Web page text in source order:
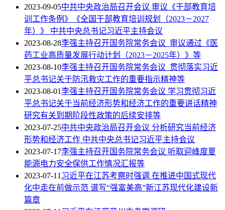
2023-09-05中共中央政治局召开会议 审议《干部教育培
训工作条例》《全国干部教育培训规划（2023－2027
年）》 中共中央总书记习近平主持会议
2023-08-28李强主持召开国务院常务会议 审议通过《医
药工业高质量发展行动计划（2023－2025年）》等
2023-08-10李强主持召开国务院常务会议 贯彻落实习近
平总书记关于防汛救灾工作的重要指示精神等
2023-08-01李强主持召开国务院常务会议 学习贯彻习近
平总书记关于当前经济形势和经济工作的重要讲话精神
研究有关到期阶段性政策的后续安排等
2023-07-25中共中央政治局召开会议 分析研究当前经济
形势和经济工作 中共中央总书记习近平主持会议
2023-07-17李强主持召开国务院常务会议 听取迎峰度夏
能源电力安全保供工作情况汇报等
2023-07-11习近平在江苏考察时强调 在推进中国式现代
化中走在前做示范 谱写“强富美高”新江苏现代化建设新
篇章